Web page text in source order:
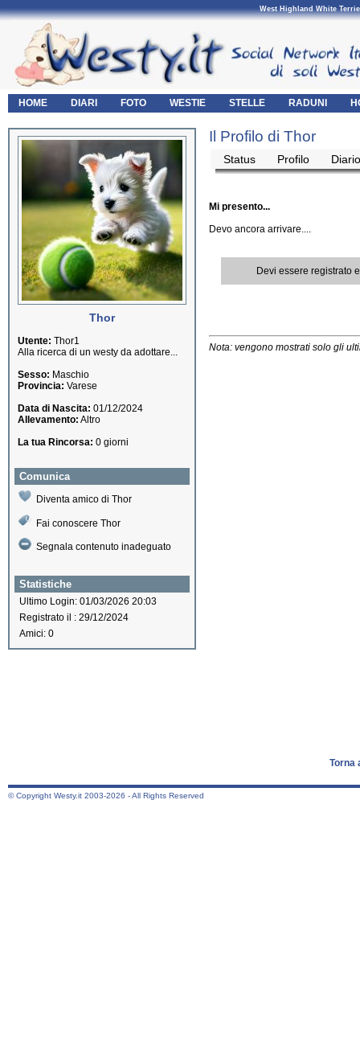
West Highland White
HOME DIARI FOTO WESTIE STELLE RADUNI
Thor
Utente: Thor1
Alla ricerca di un westy da adottare...
Sesso: Maschio
Provincia: Varese
Data di Nascita: 01/12/2024
Allevamento: Altro
La tua Rincorsa: 0 giorni
Comunica
Diventa amico di Thor
Fai conoscere Thor
Segnala contenuto inadeguato
Statistiche
Ultimo Login: 01/03/2026 20:03
Registrato il : 29/12/2024
Amici: 0
Il Profilo di Thor
Status Profilo Diario
Mi presento...
Devo ancora arrivare....
Devi essere registrato
Nota: vengono mostrati solo gli
Torna
© Copyright Westy.it 2003-2026 - All Rights Reserved